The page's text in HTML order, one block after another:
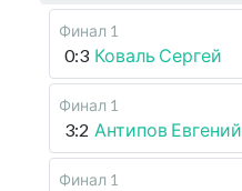
Финал 1
0:3 Коваль Сергей
Финал 1
3:2 Антипов Евгений
Финал 1